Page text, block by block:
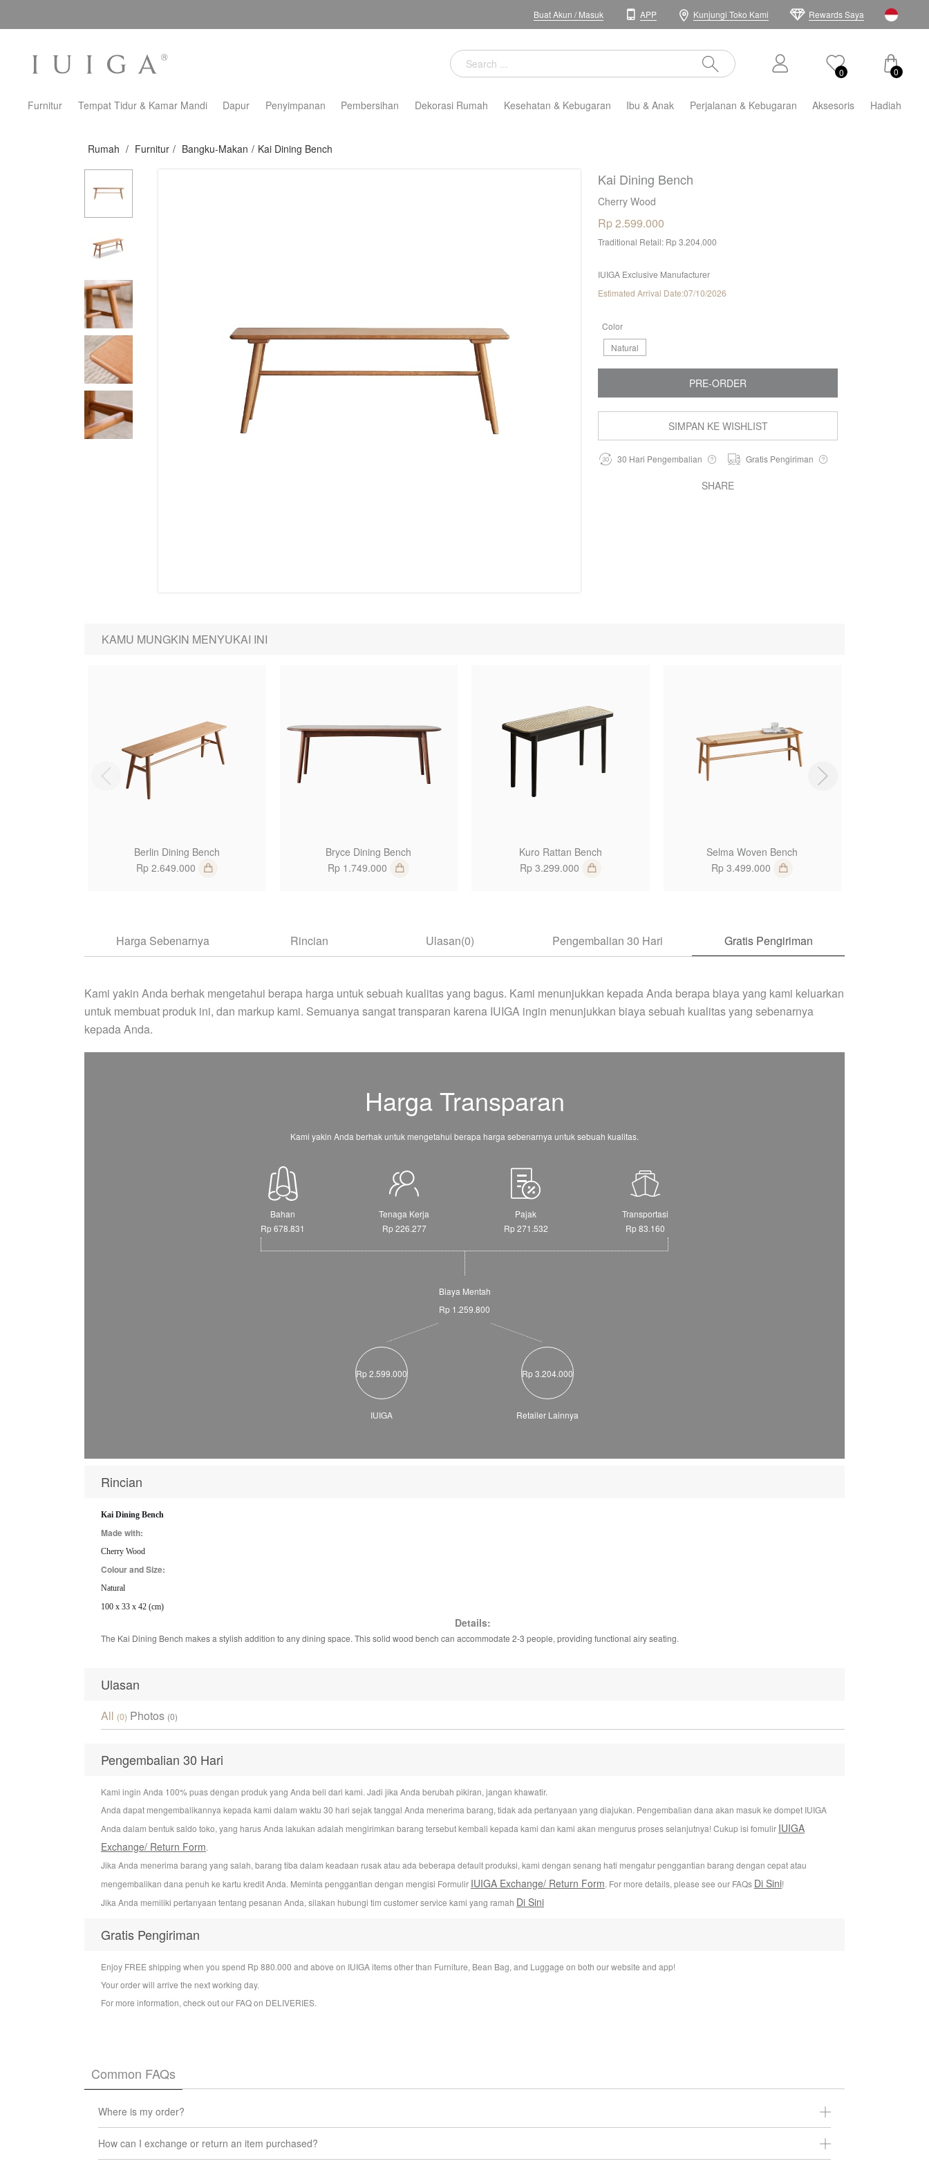
Buat Akun /Masuk APP Kunjungi Toko Kami Rewards Saya
0 0
Furnitur Tempat Tidur & Kamar Mandi Dapur Penyimpanan Pembersihan Dekorasi Rumah Kesehatan & Kebugaran Ibu & Anak Perjalanan & Kebugaran Aksesoris Hadiah
Rumah / Furnitur / Bangku-Makan / Kai Dining Bench
Kai Dining Bench
Cherry Wood
Rp 2.599.000
Traditional Retail: Rp 3.204.000
IUIGA Exclusive Manufacturer
Estimated Arrival Date:07/10/2026
Color
Natural
PRE-ORDER
SIMPAN KE WISHLIST
30 Hari Pengembalian Gratis Pengiriman
SHARE
KAMU MUNGKIN MENYUKAI INI
Berlin Dining Bench
Rp 2.649.000
Bryce Dining Bench
Rp 1.749.000
Kuro Rattan Bench
Rp 3.299.000
Selma Woven Bench
Rp 3.499.000
Harga Sebenarnya Rincian Ulasan(0) Pengembalian 30 Hari Gratis Pengiriman
Kami yakin Anda berhak mengetahui berapa harga untuk sebuah kualitas yang bagus. Kami menunjukkan kepada Anda berapa biaya yang kami keluarkan
untuk membuat produk ini, dan markup kami. Semuanya sangat transparan karena IUIGA ingin menunjukkan biaya sebuah kualitas yang sebenarnya
kepada Anda.
Harga Transparan
Kami yakin Anda berhak untuk mengetahui berapa harga sebenarnya untuk sebuah kualitas.
Bahan
Rp 678.831
Tenaga Kerja
Rp 226.277
Pajak
Rp 271.532
Transportasi
Rp 83.160
Biaya Mentah
Rp 1.259.800
Rp 2.599.000
IUIGA
Rp 3.204.000
Retailer Lainnya
Rincian
Kai Dining Bench
Made with:
Cherry Wood
Colour and Size:
Natural
100 x 33 x 42 (cm)
Details:
The Kai Dining Bench makes a stylish addition to any dining space. This solid wood bench can accommodate 2-3 people, providing functional airy seating.
Ulasan
All (0) Photos (0)
Pengembalian 30 Hari
Kami ingin Anda 100% puas dengan produk yang Anda beli dari kami. Jadi jika Anda berubah pikiran, jangan khawatir.
Anda dapat mengembalikannya kepada kami dalam waktu 30 hari sejak tanggal Anda menerima barang, tidak ada pertanyaan yang diajukan. Pengembalian dana akan masuk ke dompet IUIGA
Anda dalam bentuk saldo toko, yang harus Anda lakukan adalah mengirimkan barang tersebut kembali kepada kami dan kami akan mengurus proses selanjutnya! Cukup isi fomulir IUIGA
Exchange/ Return Form.
Jika Anda menerima barang yang salah, barang tiba dalam keadaan rusak atau ada beberapa default produksi, kami dengan senang hati mengatur penggantian barang dengan cepat atau
mengembalikan dana penuh ke kartu kredit Anda. Meminta penggantian dengan mengisi Formulir IUIGA Exchange/ Return Form. For more details, please see our FAQs Di Sini!
Jika Anda memiliki pertanyaan tentang pesanan Anda, silakan hubungi tim customer service kami yang ramah Di Sini
Gratis Pengiriman
Enjoy FREE shipping when you spend Rp 880.000 and above on IUIGA items other than Furniture, Bean Bag, and Luggage on both our website and app!
Your order will arrive the next working day.
For more information, check out our FAQ on DELIVERIES.
Common FAQs
Where is my order?
You can check the status of your order at any time under My account section.
We will update you via email when your order leaves our warehouse.
How can I exchange or return an item purchased?
We want you to be 100% satisfied with the products you buy from us. So, if you change your mind, don’t worry about it! You may return it to us within 30 days of the